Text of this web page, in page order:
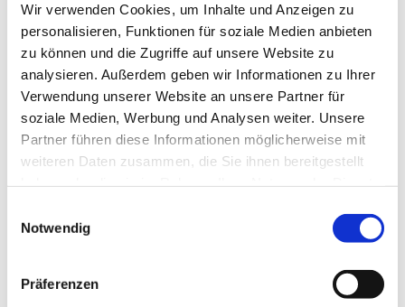
Wir verwenden Cookies, um Inhalte und Anzeigen zu
personalisieren, Funktionen für soziale Medien anbieten
zu können und die Zugriffe auf unsere Website zu
analysieren. Außerdem geben wir Informationen zu Ihrer
Verwendung unserer Website an unsere Partner für
soziale Medien, Werbung und Analysen weiter. Unsere
Partner führen diese Informationen möglicherweise mit
weiteren Daten zusammen, die Sie ihnen bereitgestellt
Notwendig
Präferenzen
Die Geschichte
unserer
Gemeinde
Mehr erfahren
Die Architektur
unserer Kirche
Mehr erfahren
unserer Kirche
unserer Kirche